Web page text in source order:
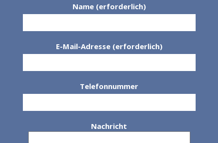
Name (erforderlich)
E-Mail-Adresse (erforderlich)
Telefonnummer
Nachricht